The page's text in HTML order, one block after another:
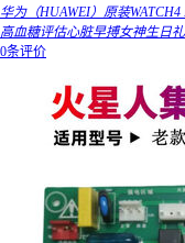
华为（HUAWEI）原装
高血糖评估心脏早搏女神生日
0条评价